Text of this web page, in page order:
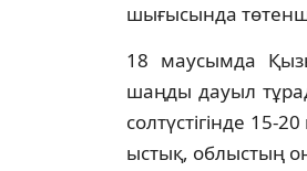
шығысында
18 маусымда
шаңды дауыл
солтүстігінде 15-
ыстық, облыстың